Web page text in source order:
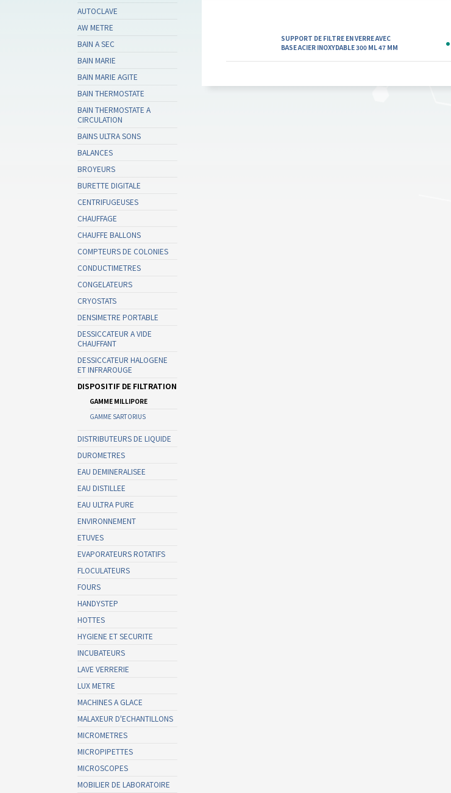
AUTOCLAVE
AW METRE
BAIN A SEC
BAIN MARIE
BAIN MARIE AGITE
BAIN THERMOSTATE
BAIN THERMOSTATE A
CIRCULATION
BAINS ULTRA SONS
BALANCES
BROYEURS
BURETTE DIGITALE
CENTRIFUGEUSES
CHAUFFAGE
CHAUFFE BALLONS
COMPTEURS DE COLONIES
CONDUCTIMETRES
CONGELATEURS
CRYOSTATS
DENSIMETRE PORTABLE
DESSICCATEUR A VIDE
CHAUFFANT
DESSICCATEUR HALOGENE
ET INFRAROUGE
DISPOSITIF DE FILTRATION
GAMME MILLIPORE
GAMME SARTORIUS
DISTRIBUTEURS DE LIQUIDE
DUROMETRES
EAU DEMINERALISEE
EAU DISTILLEE
EAU ULTRA PURE
ENVIRONNEMENT
ETUVES
EVAPORATEURS ROTATIFS
FLOCULATEURS
FOURS
HANDYSTEP
HOTTES
HYGIENE ET SECURITE
INCUBATEURS
LAVE VERRERIE
LUX METRE
MACHINES A GLACE
MALAXEUR D'ECHANTILLONS
MICROMETRES
MICROPIPETTES
MICROSCOPES
MOBILIER DE LABORATOIRE
SUPPORT DE FILTRE EN VERRE AVEC
BASE ACIER INOXYDABLE 300 ML 47 MM